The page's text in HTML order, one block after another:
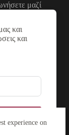
και
και
experience on
μαζί